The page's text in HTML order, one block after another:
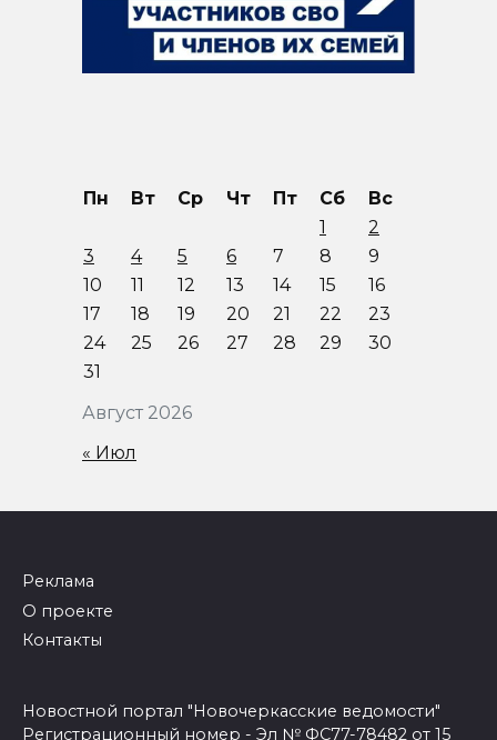
Август 2026
Пн Вт Ср Чт Пт Сб
Вс
1
2
3
4 5 6 7 8
9
10
11 12 13 14 15
16
17
18 19 20 21 22
23
24
25 26 27 28 29
30
31
« Июл
Реклама
О проекте
Контакты
Новостной портал "Новочеркасские ведомости"
Регистрационный номер - Эл № ФС77-78482 от 15